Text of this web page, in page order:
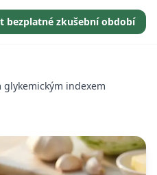
bezplatné zkušební období
glykemickým indexem